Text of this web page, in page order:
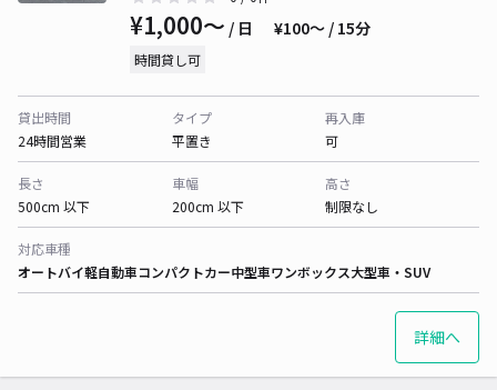
¥1,000〜 / 日 ¥100〜 / 15分
時間貸し可
貸出時間
24時間営業
タイプ
平置き
再入庫
可
長さ
500cm 以下
車幅
200cm 以下
高さ
制限なし
対応車種
オートバイ軽自動車コンパクトカー中型車ワンボックス大型車・SUV
詳細へ